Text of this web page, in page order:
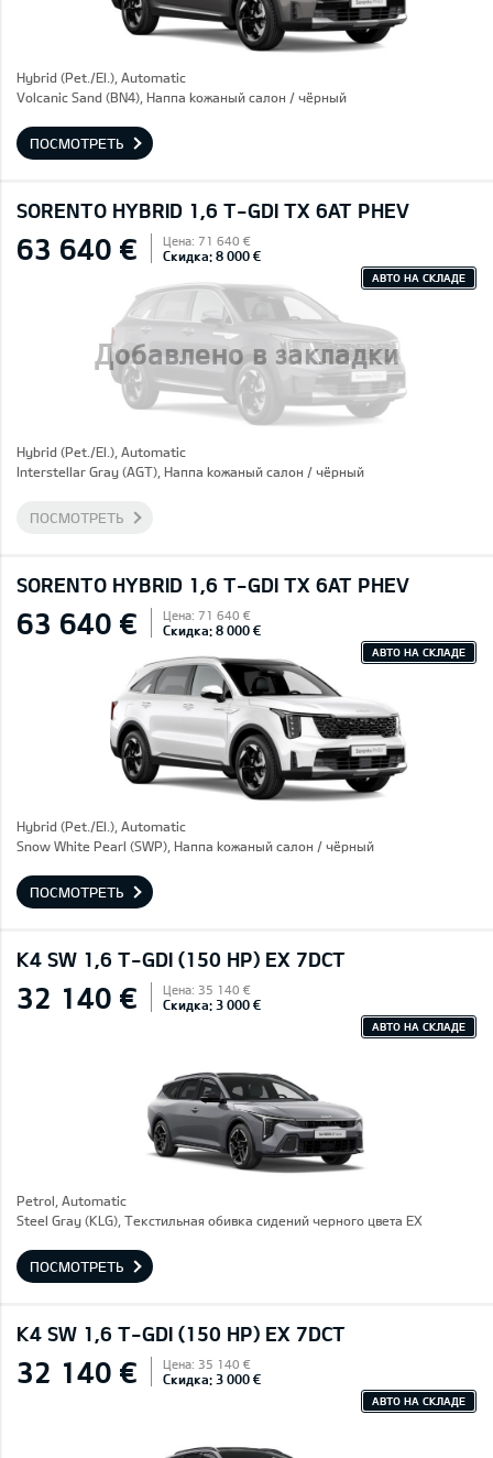
Hybrid (Pet./El.), Automatic
Volcanic Sand (BN4), Hаппа kожаный салон / чёрный
ПОСМОТРЕТЬ
SORENTO HYBRID 1,6 T-GDI TX 6AT PHEV
Добавлено в закладки
63 640 € Цена: 71 640 €
Скидка: 8 000 €
АВТО НА СКЛАДЕ
Hybrid (Pet./El.), Automatic
Interstellar Gray (AGT), Hаппа kожаный салон / чёрный
ПОСМОТРЕТЬ
SORENTO HYBRID 1,6 T-GDI TX 6AT PHEV
63 640 € Цена: 71 640 €
Скидка: 8 000 €
АВТО НА СКЛАДЕ
Hybrid (Pet./El.), Automatic
Snow White Pearl (SWP), Hаппа kожаный салон / чёрный
ПОСМОТРЕТЬ
K4 SW 1,6 T-GDI (150 HP) EX 7DCT
32 140 € Цена: 35 140 €
Скидка: 3 000 €
АВТО НА СКЛАДЕ
Petrol, Automatic
Steel Gray (KLG), Текстильная обивка сидений черного цвета EX
ПОСМОТРЕТЬ
K4 SW 1,6 T-GDI (150 HP) EX 7DCT
32 140 € Цена: 35 140 €
Скидка: 3 000 €
АВТО НА СКЛАДЕ